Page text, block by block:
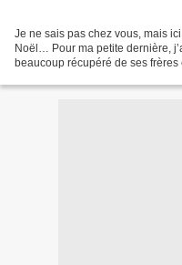
Je ne sais pas chez vous, mais
Noël… Pour ma petite dernière,
beaucoup récupéré de ses